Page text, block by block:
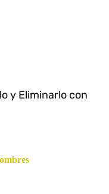
y Eliminarlo con